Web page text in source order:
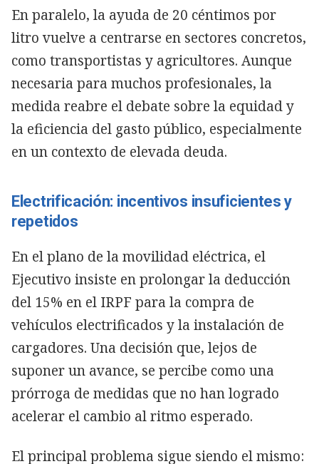
En paralelo, la ayuda de 20 céntimos por
litro vuelve a centrarse en sectores concretos,
como transportistas y agricultores. Aunque
necesaria para muchos profesionales, la
medida reabre el debate sobre la equidad y
la eficiencia del gasto público, especialmente
en un contexto de elevada deuda.
Electrificación: incentivos insuficientes y
repetidos
En el plano de la movilidad eléctrica, el
Ejecutivo insiste en prolongar la deducción
del 15% en el IRPF para la compra de
vehículos electrificados y la instalación de
cargadores. Una decisión que, lejos de
suponer un avance, se percibe como una
prórroga de medidas que no han logrado
acelerar el cambio al ritmo esperado.
El principal problema sigue siendo el mismo: